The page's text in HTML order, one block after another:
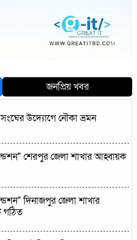
জনপ্রিয় খবর
উদ্যোগে নৌকা ভ্রমন
শেরপুর জেলা শাখার আহ্বায়ক
দিনাজপুর জেলা শাখার
গঠিত